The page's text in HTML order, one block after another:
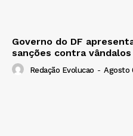
Governo do DF
sanções contra vândalos
Redação Evolucao - Agosto